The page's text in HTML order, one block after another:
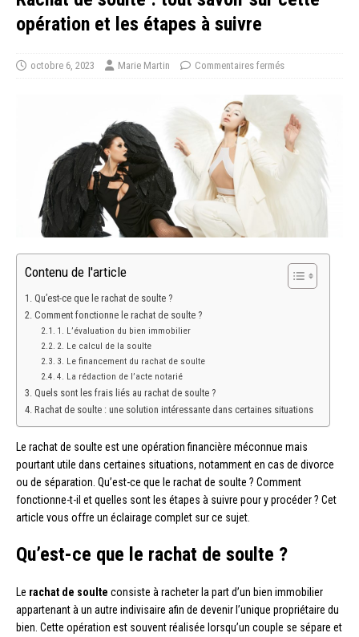
opération et les étapes à suivre
octobre 6, 2023 Marie Martin Commentaires fermés
Contenu de l'article
Qu’est-ce que le rachat de soulte ?
Comment fonctionne le rachat de soulte ?
1. L’évaluation du bien immobilier
2. Le calcul de la soulte
3. Le financement du rachat de soulte
4. La rédaction de l’acte notarié
Quels sont les frais liés au rachat de soulte ?
Rachat de soulte : une solution intéressante dans certaines situations
Le rachat de soulte est une opération financière méconnue mais
pourtant utile dans certaines situations, notamment en cas de divorce
ou de séparation. Qu’est-ce que le rachat de soulte ? Comment
fonctionne-t-il et quelles sont les étapes à suivre pour y procéder ? Cet
article vous offre un éclairage complet sur ce sujet.
Qu’est-ce que le rachat de soulte ?
Le rachat de soulte consiste à racheter la part d’un bien immobilier
appartenant à un autre indivisaire afin de devenir l’unique propriétaire du
bien. Cette opération est souvent réalisée lorsqu’un couple se sépare et